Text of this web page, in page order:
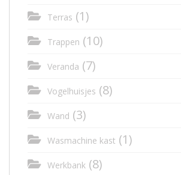
Terras (1)
Trappen (10)
Veranda (7)
Vogelhuisjes (8)
Wand (3)
Wasmachine kast (1)
Werkbank (8)